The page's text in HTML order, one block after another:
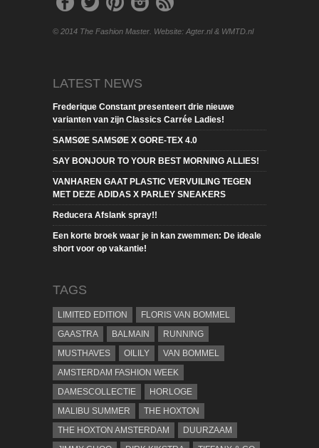
© 2014 The Fashion Master. Website: Agter.nl & WMTD.nl
LATEST NEWS
Frederique Constant presenteert drie nieuwe
varianten van zijn Classics Carrée Ladies!
SAMSØE SAMSØE X GORE-TEX 4.0
SAY BONJOUR TO YOUR BEST MORNING ALLIES!
VANHAREN GAAT PLASTIC VERVUILING TEGEN
MET DEZE ADIDAS X PARLEY SNEAKERS
Reducera Afslank spray!!
Een korte broek waar je in kan zwemmen: De ideale
short voor op vakantie!
TAGS
LIMITED EDITION
FLORIS VAN BOMMEL
GAASTRA
BALMAIN
RUNNING
MUSTHAVES
OILILY
VAN BOMMEL
AMSTERDAM FASHION WEEK
DAMESCOLLECTIE
HORLOGE
MALIBU SUMMER
THE HOXTON
THE HOXTON AMSTERDAM
DUURZAAM